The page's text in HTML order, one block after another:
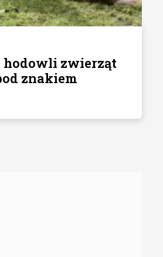
hodowli zwierząt
znakiem